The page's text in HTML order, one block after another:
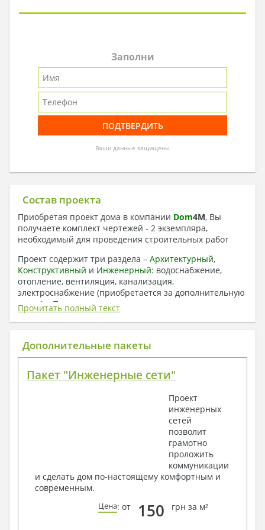
Заполни
Ваши данные защищены
Состав проекта
Приобретая проект дома в компании Dom4M, Вы
получаете комплект чертежей - 2 экземпляра,
необходимый для проведения строительных работ
Проект содержит три раздела – Архитектурный,
Конструктивный и Инженерный: водоснабжение,
отопление, вентиляция, канализация,
электроснабжение (приобретается за дополнительную
плату) + Пояснительная записка.
1. Архитектурный раздел:
Общие данные по проекту
Поэтажные маркировочные планы с
Разрезы и состав конструкций
Фасады с ведомостью внешних отделок
Элементы проемов – спецификация
Ведомость перемычек – сечения и
Объемы основных строительных материалов
Архитектурные узлы в конструкциях
2. Конструктивный раздел:
Прочитать полный текст
Дополнительные пакеты
Пакет "Инженерные сети"
Проект
инженерных
сетей
позволит
грамотно
проложить
коммуникации
и сделать дом по-настоящему комфортным и
современным.
Цена: от 150 грн за м²